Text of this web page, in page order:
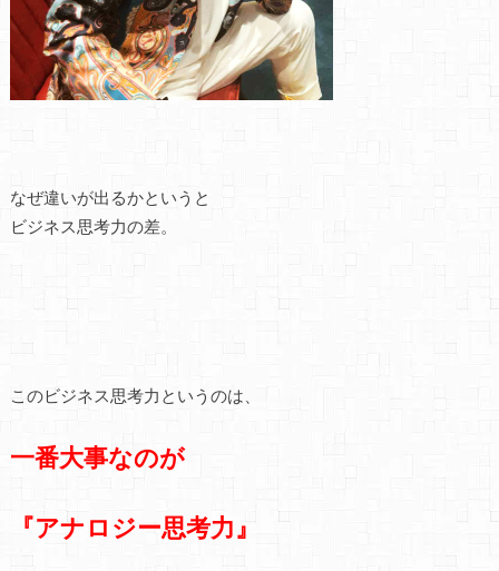
なぜ違いが出るかというと
ビジネス思考力の差。
このビジネス思考力というのは、
一番大事なのが
『アナロジー思考力』